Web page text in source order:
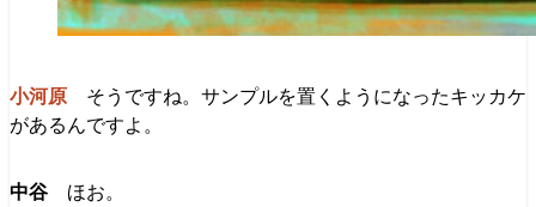
そうですね。サンプルを置くようになったキッカケ
があるんですよ。
ほお。